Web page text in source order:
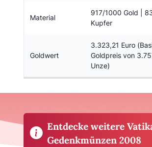
Material
917/1000 Gold |
Kupfer
Goldwert
3.323,21 Euro
Goldpreis von
Unze)
Entdecke weitere
Gedenkmünzen 2008